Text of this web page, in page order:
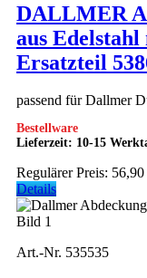
DALLMER
aus
Ersatzteil
passend für Dallmer
Bestellware
Lieferzeit: 10-15
Regulärer Preis: 56,90
Details
Art.-Nr. 535535